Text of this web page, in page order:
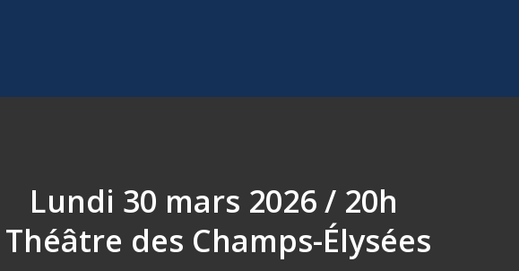
Lundi 30 mars 2026 / 20h
Théâtre des Champs-Élysées